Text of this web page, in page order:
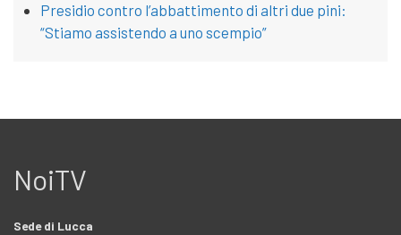
Presidio contro l’abbattimento di altri due pini:
“Stiamo assistendo a uno scempio”
NoiTV
Sede di Lucca